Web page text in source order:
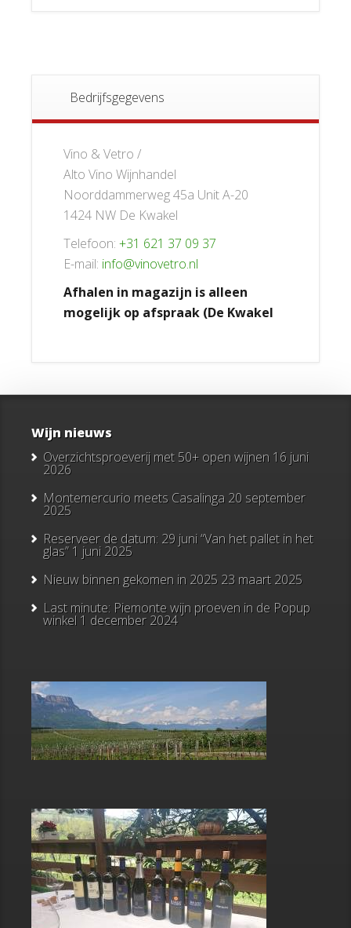
Bedrijfsgegevens
Vino & Vetro /
Alto Vino Wijnhandel
Noorddammerweg 45a Unit A-20
1424 NW De Kwakel
Telefoon: +31 621 37 09 37
E-mail: info@vinovetro.nl
Afhalen in magazijn is alleen
mogelijk op afspraak (De Kwakel
Wijn nieuws
Overzichtsproeverij met 50+ open wijnen 16 juni
2026
Montemercurio meets Casalinga 20 september
2025
Reserveer de datum: 29 juni “Van het pallet in het
glas” 1 juni 2025
Nieuw binnen gekomen in 2025 23 maart 2025
Last minute: Piemonte wijn proeven in de Popup
winkel 1 december 2024